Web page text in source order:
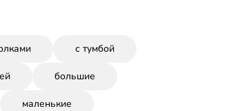
с тумбой
большие
маленькие